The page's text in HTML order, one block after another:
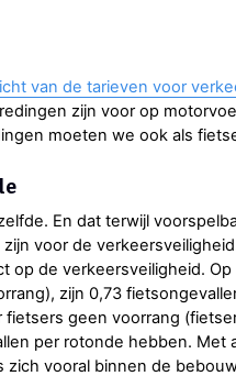
van de tarieven voor
zijn voor op
moeten we ook als
En dat terwijl
voor de
op de verkeersveiligheid.
zijn 0,73
geen voorrang
per rotonde hebben. Met
vooral binnen de